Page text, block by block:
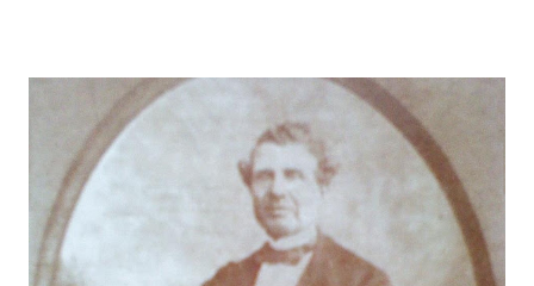
infância pobre, João Vieira não pôde se dedicar aos
estudos, e então passou a colocar o trabalho em primeiro
plano para auxiliar na renda familiar. No comércio foi
garçon, dono de bar, de armarinho e depois de uma
panificação. “Ao contrário de muitos, que renegam suas
raízes e procuram obscurecer seu passado, orgulhava-se